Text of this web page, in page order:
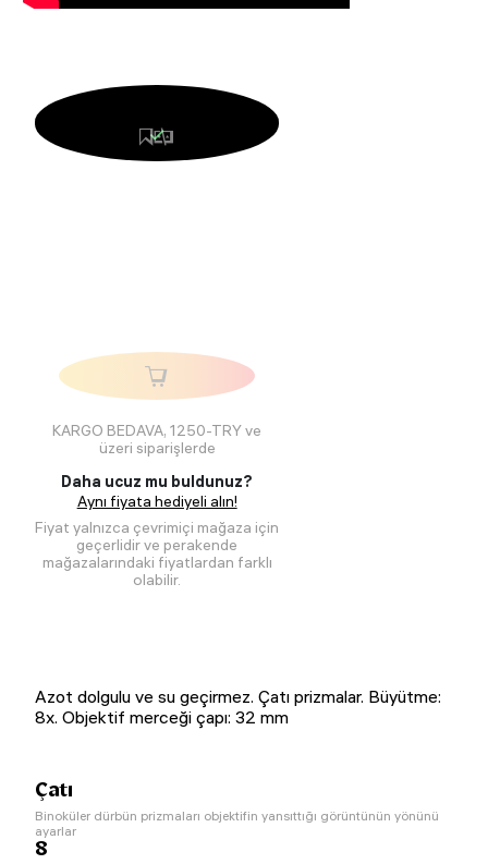
KARGO BEDAVA, 1250-TRY ve
üzeri siparişlerde
Daha ucuz mu buldunuz?
Aynı fiyata hediyeli alın!
Fiyat yalnızca çevrimiçi mağaza için
geçerlidir ve perakende
mağazalarındaki fiyatlardan farklı
olabilir.
Azot dolgulu ve su geçirmez. Çatı prizmalar. Büyütme:
8x. Objektif merceği çapı: 32 mm
Çatı
Binoküler dürbün prizmaları objektifin yansıttığı görüntünün yönünü
ayarlar
8